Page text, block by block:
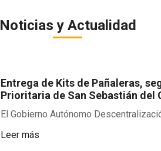
Noticias y Actualidad
Entrega de Kits de Pañaleras,
Prioritaria de San Sebastián del
El Gobierno Autónomo
Leer más